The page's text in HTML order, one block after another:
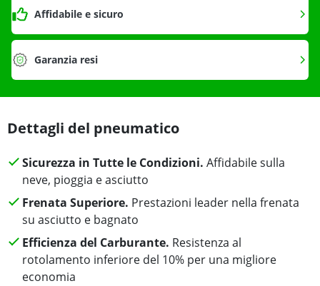
Affidabile e sicuro
Garanzia resi
Dettagli del pneumatico
Sicurezza in Tutte le Condizioni. Affidabile sulla
neve, pioggia e asciutto
Frenata Superiore. Prestazioni leader nella frenata
su asciutto e bagnato
Efficienza del Carburante. Resistenza al
rotolamento inferiore del 10% per una migliore
economia